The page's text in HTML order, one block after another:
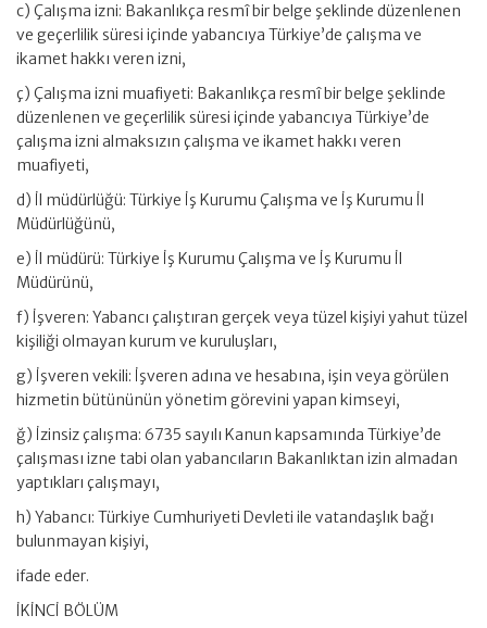
c) Çalışma izni: Bakanlıkça resmî bir belge şeklinde düzenlenen
ve geçerlilik süresi içinde yabancıya Türkiye’de çalışma ve
ikamet hakkı veren izni,
ç) Çalışma izni muafiyeti: Bakanlıkça resmî bir belge şeklinde
düzenlenen ve geçerlilik süresi içinde yabancıya Türkiye’de
çalışma izni almaksızın çalışma ve ikamet hakkı veren
muafiyeti,
d) İl müdürlüğü: Türkiye İş Kurumu Çalışma ve İş Kurumu İl
Müdürlüğünü,
e) İl müdürü: Türkiye İş Kurumu Çalışma ve İş Kurumu İl
Müdürünü,
f) İşveren: Yabancı çalıştıran gerçek veya tüzel kişiyi yahut tüzel
kişiliği olmayan kurum ve kuruluşları,
g) İşveren vekili: İşveren adına ve hesabına, işin veya görülen
hizmetin bütününün yönetim görevini yapan kimseyi,
ğ) İzinsiz çalışma: 6735 sayılı Kanun kapsamında Türkiye’de
çalışması izne tabi olan yabancıların Bakanlıktan izin almadan
yaptıkları çalışmayı,
h) Yabancı: Türkiye Cumhuriyeti Devleti ile vatandaşlık bağı
bulunmayan kişiyi,
ifade eder.
İKİNCİ BÖLÜM